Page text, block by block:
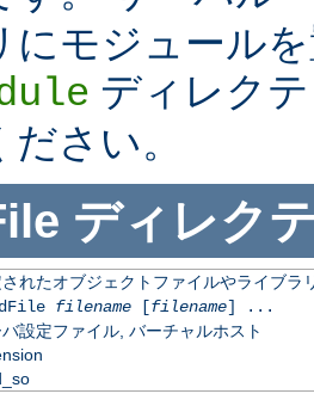
にモジュール
ディレク
さい。
ディレク
れたオブジェクトファイルやライブラ
filename[filename] ...
設定ファイル, バーチャルホスト